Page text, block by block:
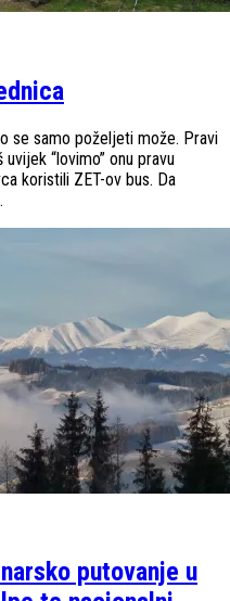
se samo poželjeti može. Pravi
“lovimo” onu pravu
koristili ZET-ov bus. Da
putovanje u